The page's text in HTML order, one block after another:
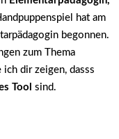
hat am
begonnen.
zum Thema
ich dir zeigen, dasss
Tool sind.